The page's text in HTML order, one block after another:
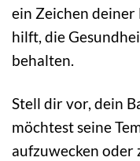
ein Zeichen deiner
hilft, die
behalten.
Stell dir vor, dein
möchtest seine
aufzuwecken oder